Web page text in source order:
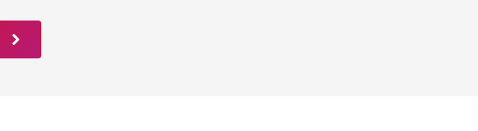
adhesiva.